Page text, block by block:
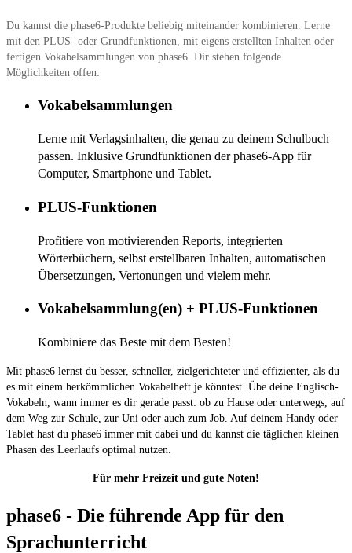
Du kannst die phase6-Produkte beliebig miteinander kombinieren. Lerne
mit den PLUS- oder Grundfunktionen, mit eigens erstellten Inhalten oder
fertigen Vokabelsammlungen von phase6. Dir stehen folgende
Möglichkeiten offen:
Vokabelsammlungen
Lerne mit Verlagsinhalten, die genau zu deinem Schulbuch
passen. Inklusive Grundfunktionen der phase6-App für
Computer, Smartphone und Tablet.
PLUS-Funktionen
Profitiere von motivierenden Reports, integrierten
Wörterbüchern, selbst erstellbaren Inhalten, automatischen
Übersetzungen, Vertonungen und vielem mehr.
Vokabelsammlung(en) + PLUS-Funktionen
Kombiniere das Beste mit dem Besten!
Mit phase6 lernst du besser, schneller, zielgerichteter und effizienter, als du
es mit einem herkömmlichen Vokabelheft je könntest. Übe deine Englisch-
Vokabeln, wann immer es dir gerade passt: ob zu Hause oder unterwegs, auf
dem Weg zur Schule, zur Uni oder auch zum Job. Auf deinem Handy oder
Tablet hast du phase6 immer mit dabei und du kannst die täglichen kleinen
Phasen des Leerlaufs optimal nutzen.
Für mehr Freizeit und gute Noten!
phase6 - Die führende App für den
Sprachunterricht